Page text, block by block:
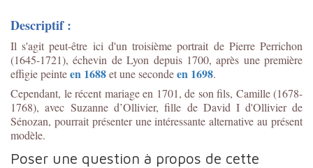
Descriptif :
Il s'agit peut-être ici d'un troisième portrait de Pierre Perrichon
(1645-1721), échevin de Lyon depuis 1700, après une première
effigie peinteen 1688et une secondeen 1698.
Cependant, le récent mariage en 1701, de son fils, Camille (1678-
1768), avec Suzanne d’Ollivier, fille de David I d'Ollivier de
Sénozan, pourrait présenter une intéressante alternative au présent
modèle.
Poser une question à propos de cette